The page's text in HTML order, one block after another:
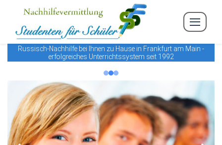
Russisch-Nachhilfe bei Ihnen zu Hause in Frankfurt am Main -
erfolgreiches Unterrichtssystem seit 1992